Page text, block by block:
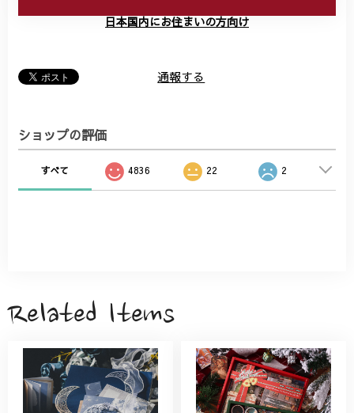
日本国内にお住まいの方向け
通報する
ショップの評価
すべて 4836 22 2
Related Items